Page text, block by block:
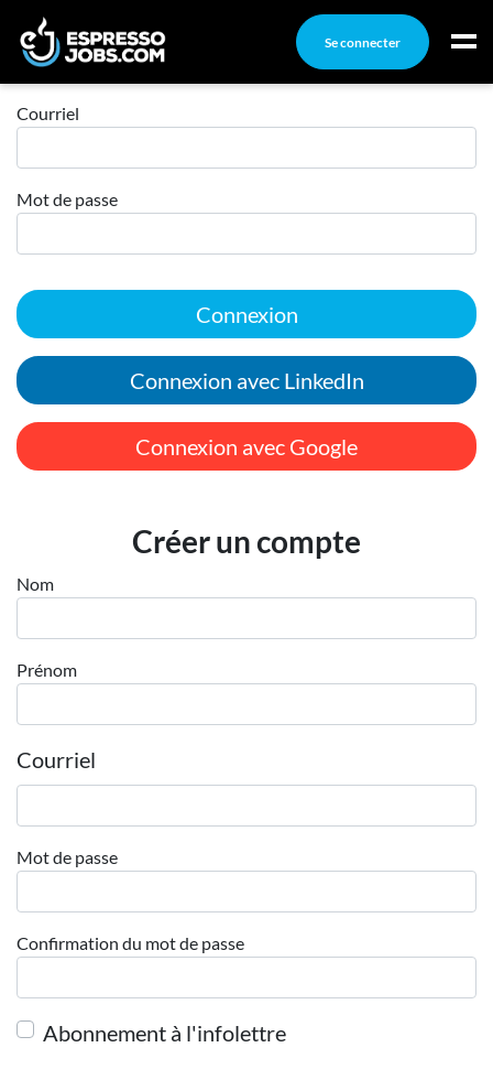
Se connecter
Connexion
Emplois
Ma boîte à outils
Conseils carrière
Nos chroniques
Inscrivez-vous à l'infolettre
Publiez une offre d'emploi
Connexion
Courriel
Mot de passe
Connexion
Connexion avec LinkedIn
Connexion avec Google
Créer un compte
Nom
Prénom
Courriel
Mot de passe
Confirmation du mot de passe
Abonnement à l'infolettre